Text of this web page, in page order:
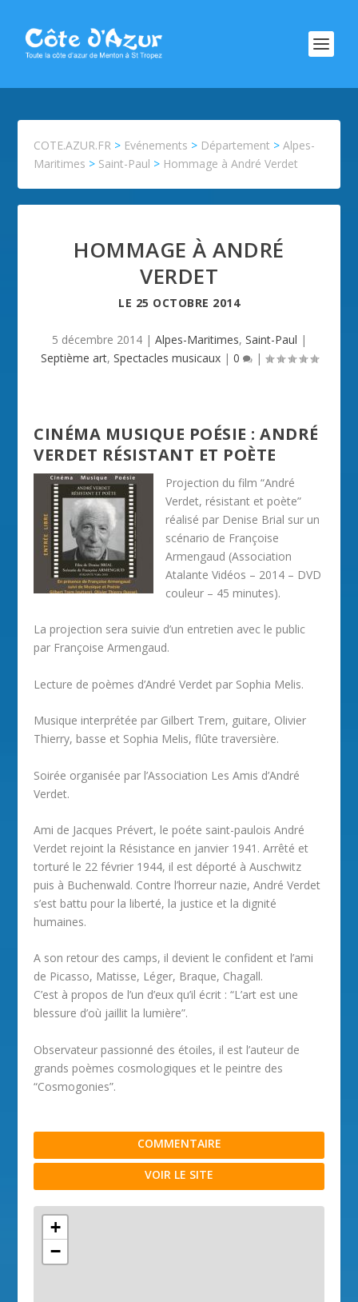
COTE.AZUR.FR > Evénements > Département >Alpes-
Maritimes > Saint-Paul > Hommage à André Verdet
HOMMAGE À ANDRÉ
VERDET
LE 25 OCTOBRE 2014
5 décembre 2014| Alpes-Maritimes, Saint-Paul |
Septième art, Spectacles musicaux| 0 |
CINÉMA MUSIQUE POÉSIE : ANDRÉ
VERDET RÉSISTANT ET POÈTE
Projection du film “André
Verdet, résistant et poète”
réalisé par Denise Brial sur un
scénario de Françoise
Armengaud (Association
Atalante Vidéos – 2014 – DVD
couleur – 45 minutes).
La projection sera suivie d’un entretien avec le public
par Françoise Armengaud.
Lecture de poèmes d’André Verdet par Sophia Melis.
Musique interprétée par Gilbert Trem, guitare, Olivier
Thierry, basse et Sophia Melis, flûte traversière.
Soirée organisée par l’Association Les Amis d’André
Verdet.
Ami de Jacques Prévert, le poéte saint-paulois André
Verdet rejoint la Résistance en janvier 1941. Arrêté et
torturé le 22 février 1944, il est déporté à Auschwitz
puis à Buchenwald. Contre l’horreur nazie, André Verdet
s’est battu pour la liberté, la justice et la dignité
humaines.
A son retour des camps, il devient le confident et l’ami
de Picasso, Matisse, Léger, Braque, Chagall.
C’est à propos de l’un d’eux qu’il écrit : “L’art est une
blessure d’où jaillit la lumière”.
Observateur passionné des étoiles, il est l’auteur de
grands poèmes cosmologiques et le peintre des
“Cosmogonies”.
COMMENTAIRE
VOIR LE SITE
+
−